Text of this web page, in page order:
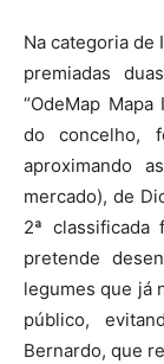
Na categoria de
premiadas
“OdeMap
do concelho,
aproximando
mercado), de
2ª classificada
pretende
legumes que já
público,
Bernardo, que